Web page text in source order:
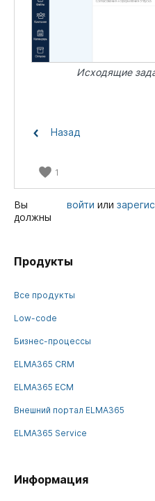
Исходящие
Назад
1
Вы
должны
войти или
Продукты
Все продукты
Low-code
Бизнес-процессы
ELMA365 CRM
ELMA365 ECM
Внешний портал ELMA365
ELMA365 Service
Информация